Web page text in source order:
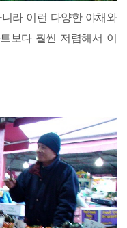
라 이런 다양한 야채와
보다 훨씬 저렴해서 이